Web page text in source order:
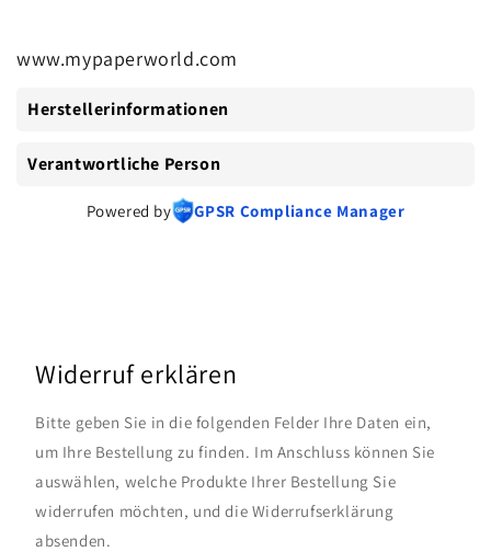
www.mypaperworld.com
Herstellerinformationen
Verantwortliche Person
Powered by GPSR Compliance Manager
Widerruf erklären
Bitte geben Sie in die folgenden Felder Ihre Daten ein,
um Ihre Bestellung zu finden. Im Anschluss können Sie
auswählen, welche Produkte Ihrer Bestellung Sie
widerrufen möchten, und die Widerrufserklärung
absenden.